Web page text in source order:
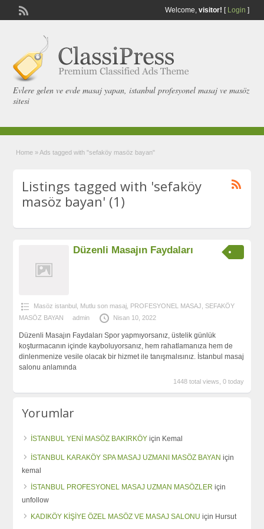
Welcome, visitor! [ Login ]
Evlere gelen ve evde masaj yapan, istanbul profesyonel masaj ve masöz
sitesi
Home » Ads tagged with "sefaköy masöz bayan"
Listings tagged with 'sefaköy
masöz bayan' (1)
Düzenli Masajın Faydaları
Masöz istanbul Mutlu son masaj, PROFESYONEL MASAJ
SEFAKÖY
MASÖZ BAYAN
admin Nisan 10, 2022
Düzenli Masajın Faydaları Spor yapmıyorsanız, üstelik günlük
koşturmacanın içinde kayboluyorsanız, hem rahatlamanıza hem de
dinlenmenize vesile olacak bir hizmet ile tanışmalısınız. İstanbul masaj
salonu anlamında
1448 total views, 0 today
Yorumlar
İSTANBUL YENİ MASÖZ BAKIRKÖY için Kemal
İSTANBUL KARAKÖY SPA MASAJ UZMANI MASÖZ BAYAN için
kemal
İSTANBUL PROFESYONEL MASAJ UZMAN MASÖZLER için
unfollow
KADIKÖY KİŞİYE ÖZEL MASÖZ VE MASAJ SALONU için Hursut